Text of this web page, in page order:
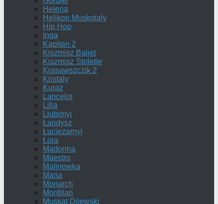
Helena
Helikon Muskotaly
Hip Hop
Inga
Kapitan 2
Kiszmisz Baliet
Kiszmisz Stoletie
Krasawszczik 2
Kristaly
Kuraż
Lancelot
Lilla
Liubimyj
Łandysz
Łuciezarnyj
Łora
Madonna
Maestro
Malinowka
Maria
Monarch
Monblan
Muskat Dijewski